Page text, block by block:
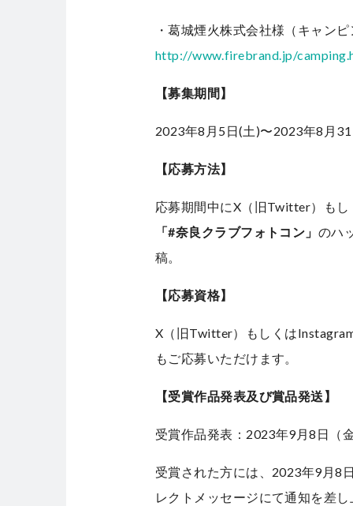
・葛城煙火株式会社様（キャン
http://www.firebrand.jp/
【募集期間】
2023年8月5日(土)〜2023年8月
【応募方法】
応募期間中にX（旧Twitter）も
「#奈良クラブフォトコン」 のハ
稿。
【応募資格】
X（旧Twitter）もしくは
もご応募いただけます。
【受賞作品発表及び賞品発送】
受賞作品発表：2023年9月8日（
受賞された方には、2023年9月8
レクトメッセージにて通知を差